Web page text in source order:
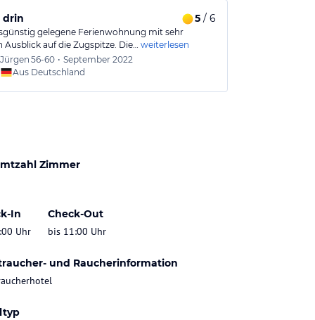
drin 5/ 6
gelegene Ferienwohnung mit sehr
Ausblick auf die Zugspitze. Die… weiterlesen
Jürgen 56-60 • September 2022
Aus Deutschland
Zimmer
In
Uhr
Check-Out
bis 11:00 Uhr
und Raucherinformation